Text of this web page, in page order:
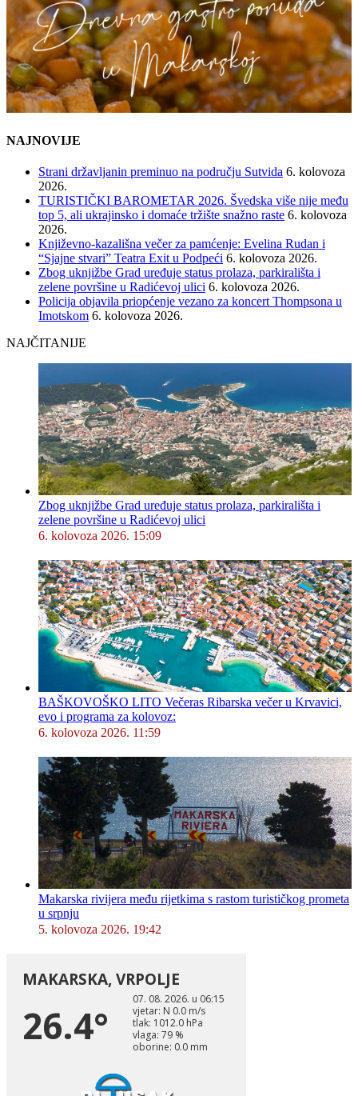
NAJNOVIJE
Strani državljanin preminuo na području Sutvida 6. kolovoza
2026.
TURISTIČKI BAROMETAR 2026. Švedska više nije među
top 5, ali ukrajinsko i domaće tržište snažno raste 6. kolovoza
2026.
Književno-kazališna večer za pamćenje: Evelina Rudan i
“Sjajne stvari” Teatra Exit u Podpeći 6. kolovoza 2026.
Zbog uknjižbe Grad uređuje status prolaza, parkirališta i
zelene površine u Radićevoj ulici 6. kolovoza 2026.
Policija objavila priopćenje vezano za koncert Thompsona u
Imotskom 6. kolovoza 2026.
NAJČITANIJE
Zbog uknjižbe Grad uređuje status prolaza, parkirališta i
zelene površine u Radićevoj ulici
6. kolovoza 2026. 15:09
BAŠKOVOŠKO LITO Večeras Ribarska večer u Krvavici,
evo i programa za kolovoz:
6. kolovoza 2026. 11:59
Makarska rivijera među rijetkima s rastom turističkog prometa
u srpnju
5. kolovoza 2026. 19:42